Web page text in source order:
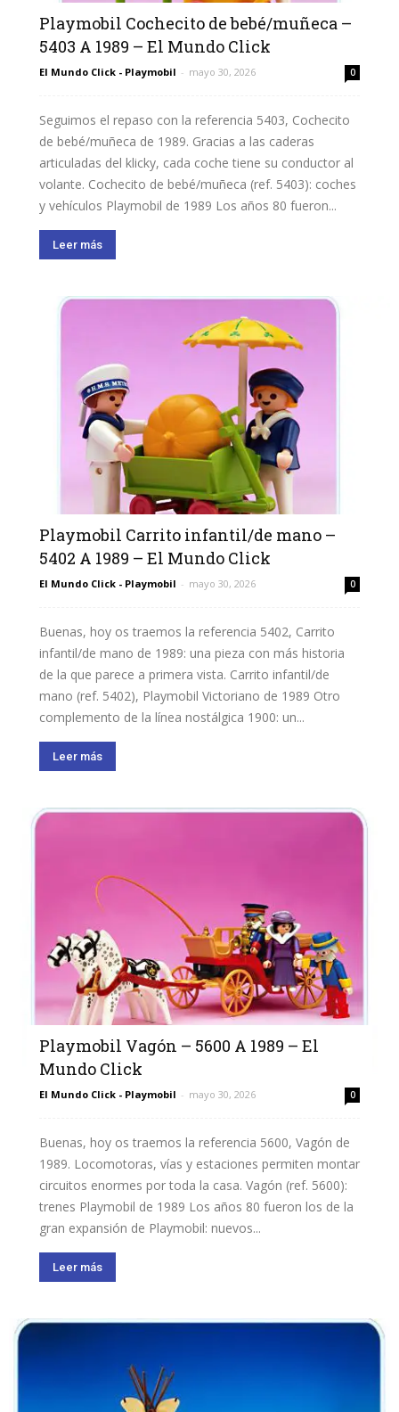
Playmobil Cochecito de bebé/muñeca –
5403 A 1989 – El Mundo Click
El Mundo Click - Playmobil - mayo 30, 2026 0
Seguimos el repaso con la referencia 5403, Cochecito
de bebé/muñeca de 1989. Gracias a las caderas
articuladas del klicky, cada coche tiene su conductor al
volante. Cochecito de bebé/muñeca (ref. 5403): coches
y vehículos Playmobil de 1989 Los años 80 fueron...
Leer más
Playmobil Carrito infantil/de mano –
5402 A 1989 – El Mundo Click
El Mundo Click - Playmobil - mayo 30, 2026 0
Buenas, hoy os traemos la referencia 5402, Carrito
infantil/de mano de 1989: una pieza con más historia
de la que parece a primera vista. Carrito infantil/de
mano (ref. 5402), Playmobil Victoriano de 1989 Otro
complemento de la línea nostálgica 1900: un...
Leer más
Playmobil Vagón – 5600 A 1989 – El
Mundo Click
El Mundo Click - Playmobil - mayo 30, 2026 0
Buenas, hoy os traemos la referencia 5600, Vagón de
1989. Locomotoras, vías y estaciones permiten montar
circuitos enormes por toda la casa. Vagón (ref. 5600):
trenes Playmobil de 1989 Los años 80 fueron los de la
gran expansión de Playmobil: nuevos...
Leer más